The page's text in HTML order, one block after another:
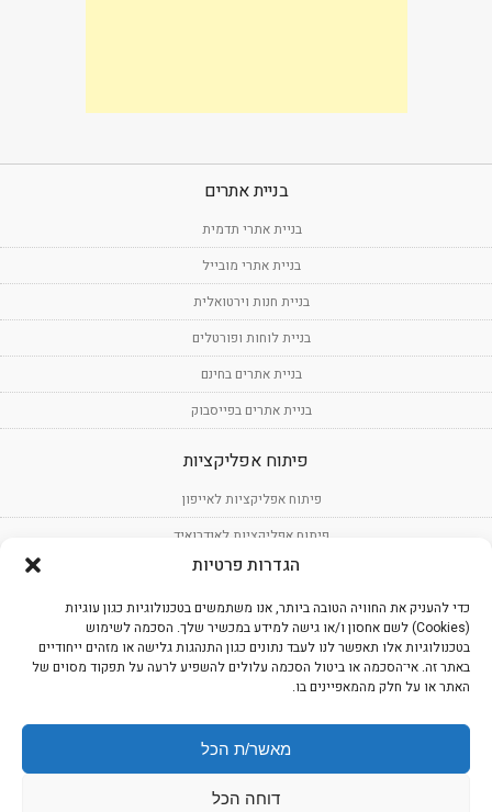
הגדרות פרטיות
כדי להעניק את החוויה הטובה ביותר, אנו משתמשים בטכנולוגיות כגון עוגיות
(Cookies) לשם אחסון ו/או גישה למידע במכשיר שלך. הסכמה לשימוש
בטכנולוגיות אלו תאפשר לנו לעבד נתונים כגון התנהגות גלישה או מזהים ייחודיים
באתר זה. אי־הסכמה או ביטול הסכמה עלולים להשפיע לרעה על תפקוד מסוים של
האתר או על חלק מהמאפיינים בו.
מאשר/ת הכל
דוחה הכל
בניית אתרים
בניית אתרי תדמית
בניית אתרי מובייל
בניית חנות וירטואלית
בניית לוחות ופורטלים
בניית אתרים בחינם
בניית אתרים בפייסבוק
פיתוח אפליקציות
פיתוח אפליקציות לאייפון
פיתוח אפליקציות לאנדרואיד
פיתוח תוכנה
עיצוב אפליקציות
שירותים נוספים
כתיבת תוכן שיווקי לאתרים